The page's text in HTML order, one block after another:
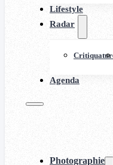
Lifestyle
Radar
Agenda
Photographie